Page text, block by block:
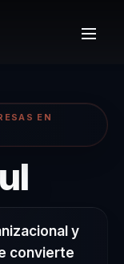
EN
–
y
convierte